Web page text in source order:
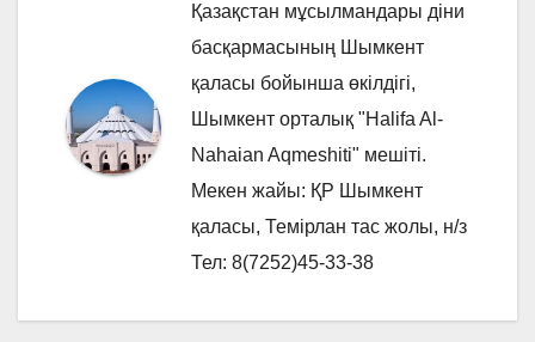
Қазақстан мұсылмандары діни
басқармасының Шымкент
қаласы бойынша өкілдігі,
Шымкент орталық "Halifa Al-
Nahaian Aqmeshiti" мешіті.
Мекен жайы: ҚР Шымкент
қаласы, Темірлан тас жолы, н/з
Тел: 8(7252)45-33-38